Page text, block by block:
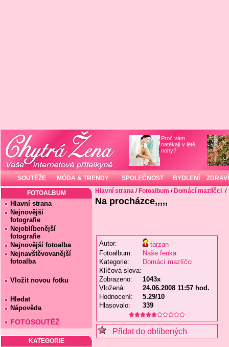
Proč vám
natékají v létě
nohy?
SOUTĚŽE MÓDA & TRENDY SPOLEČNOST BYDLENÍ ZDRAVÍ
FOTOALBUM
Hlavní strana
Nejnovější
fotografie
Nejoblíbenější
fotografie
Nejnovější fotoalba
Nejnavštěvovanější
fotoalba
Vložit novou fotku
Hledat
Nápověda
FOTOSOUTĚŽ
KATEGORIE
Hlavní strana / Fotoalbum / Domácí mazlíčci /
Na procházce,,,,,
Autor:
tarzan
Fotoalbum:
Naše fenka
Kategorie:
Domácí mazlíčci
Klíčová slova:
Zobrazeno:
1043x
Vložená:
24.06.2008 11:57 hod.
Hodnocení:
5.29/10
Hlasovalo:
339
Přidat do oblíbených